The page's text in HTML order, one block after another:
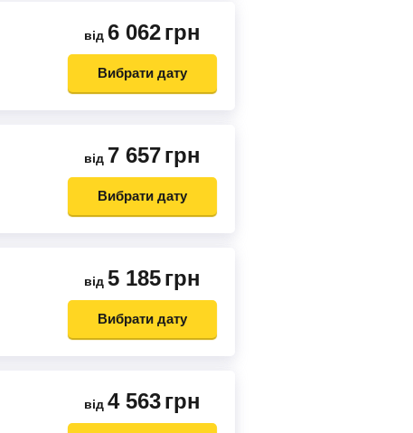
від 6 062грн
Вибрати дату
від 7 657грн
Вибрати дату
від 5 185грн
Вибрати дату
від 4 563грн